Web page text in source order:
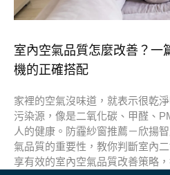
室內空氣品質怎麼改善？一
機的正確搭配
家裡的空氣沒味道，就表示很乾
污染源，像是二氧化碳、甲醛、
人的健康。防霾紗窗推薦－欣揚
氣品質的重要性，教你判斷室內
享有效的室內空氣品質改善策略